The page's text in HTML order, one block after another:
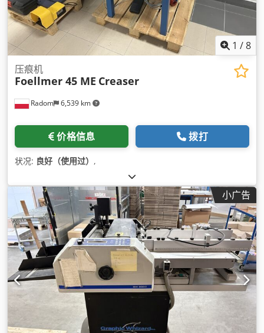
1 /8
Radom 6,539 km
压痕机
Foellmer 45 ME Creaser
价格信息 拨打
状况: 良好（使用过） ,
小广告